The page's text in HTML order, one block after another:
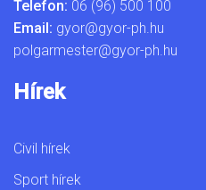
Telefon: 06 (96) 500 100
Email: gyor@gyor-ph.hu
polgarmester@gyor-ph.hu
Hírek
Civil hírek
Sport hírek